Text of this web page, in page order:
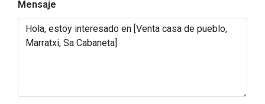
Mensaje